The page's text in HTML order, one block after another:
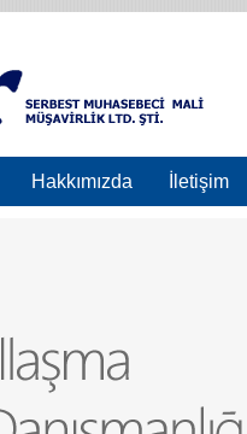
Hakkımızda İletişim